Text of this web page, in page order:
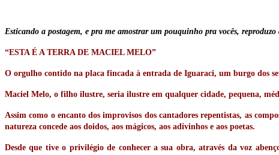
Esticando a postagem, e pra me amostrar um pouquinho pra vocês,
“ESTA É A TERRA DE MACIEL MELO”
O orgulho contido na placa fincada à entrada de Iguaraci, um burgo dos
Maciel Melo, o filho ilustre, seria ilustre em qualquer cidade, pequena,
Assim como o encanto dos improvisos dos cantadores repentistas, as
natureza concede aos doidos, aos mágicos, aos adivinhos e aos poetas.
Desde que tive o privilégio de conhecer a sua obra, através da voz